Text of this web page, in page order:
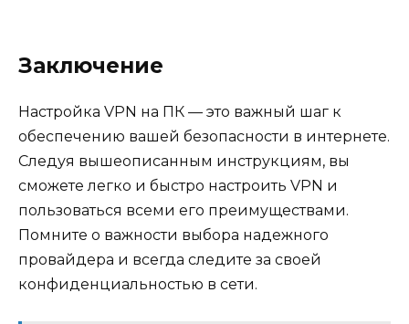
Заключение
Настройка VPN на ПК — это важный шаг к
обеспечению вашей безопасности в интернете.
Следуя вышеописанным инструкциям, вы
сможете легко и быстро настроить VPN и
пользоваться всеми его преимуществами.
Помните о важности выбора надежного
провайдера и всегда следите за своей
конфиденциальностью в сети.